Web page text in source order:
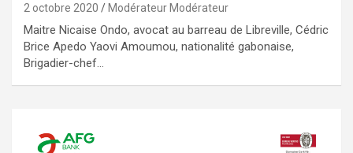
2 octobre 2020 Modérateur Modérateur
Maitre Nicaise Ondo, avocat au barreau de Libreville, Cédric
Brice Apedo Yaovi Amoumou, nationalité gabonaise,
Brigadier-chef…